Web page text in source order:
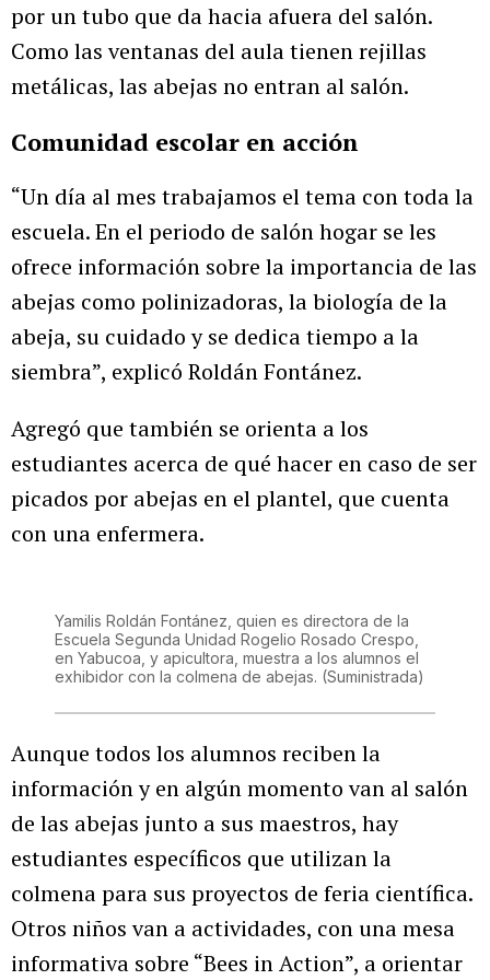
por un tubo que da hacia afuera del salón.
Como las ventanas del aula tienen rejillas
metálicas, las abejas no entran al salón.
Comunidad escolar en acción
“Un día al mes trabajamos el tema con toda la
escuela. En el periodo de salón hogar se les
ofrece información sobre la importancia de las
abejas como polinizadoras, la biología de la
abeja, su cuidado y se dedica tiempo a la
siembra”, explicó Roldán Fontánez.
Agregó que también se orienta a los
estudiantes acerca de qué hacer en caso de ser
picados por abejas en el plantel, que cuenta
con una enfermera.
Yamilis Roldán Fontánez, quien es directora de la
Escuela Segunda Unidad Rogelio Rosado Crespo,
en Yabucoa, y apicultora, muestra a los alumnos el
exhibidor con la colmena de abejas. (Suministrada)
Aunque todos los alumnos reciben la
información y en algún momento van al salón
de las abejas junto a sus maestros, hay
estudiantes específicos que utilizan la
colmena para sus proyectos de feria científica.
Otros niños van a actividades, con una mesa
informativa sobre “Bees in Action”, a orientar